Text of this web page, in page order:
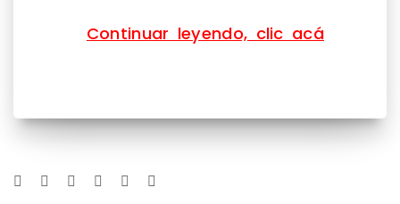
Continuar leyendo, clic acá